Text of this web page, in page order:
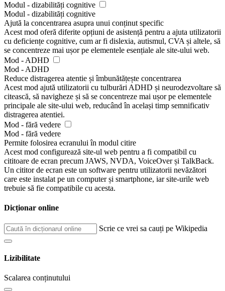
Modul - dizabilități cognitive
Modul - dizabilități cognitive
Ajută la concentrarea asupra unui conținut specific
Acest mod oferă diferite opțiuni de asistență pentru a ajuta utilizatorii
cu deficiențe cognitive, cum ar fi dislexia, autismul, CVA și altele, să
se concentreze mai ușor pe elementele esențiale ale site-ului web.
Mod - ADHD
Mod - ADHD
Reduce distragerea atentie și îmbunătățește concentrarea
Acest mod ajută utilizatorii cu tulburări ADHD și neurodezvoltare să
citească, să navigheze și să se concentreze mai ușor pe elementele
principale ale site-ului web, reducând în același timp semnificativ
distragerea atentiei.
Mod - fără vedere
Mod - fără vedere
Permite folosirea ecranului în modul citire
Acest mod configurează site-ul web pentru a fi compatibil cu
cititoare de ecran precum JAWS, NVDA, VoiceOver și TalkBack.
Un cititor de ecran este un software pentru utilizatorii nevăzători
care este instalat pe un computer și smartphone, iar site-urile web
trebuie să fie compatibile cu acesta.
Dicționar online
Scrie ce vrei sa cauți pe Wikipedia
Lizibilitate
Scalarea conținutului